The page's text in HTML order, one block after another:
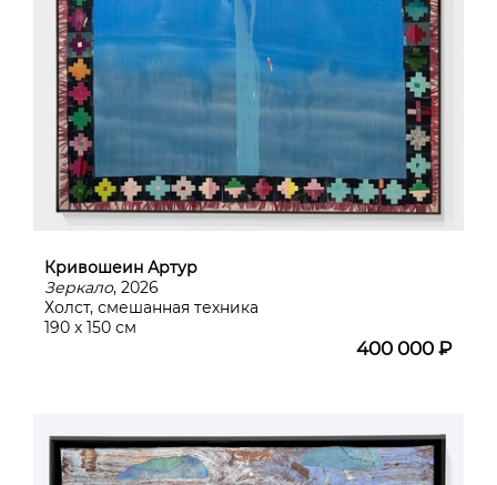
Кривошеин Артур
Зеркало, 2026
Холст, смешанная техника
190 х 150 см
400 000 ₽